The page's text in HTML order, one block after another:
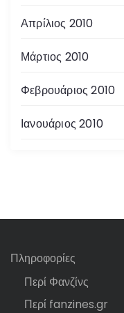
Απρίλιος 2010
Μάρτιος 2010
Φεβρουάριος 2010
Ιανουάριος 2010
Πληροφορίες
Περί Φανζίνς
Περί fanzines.gr